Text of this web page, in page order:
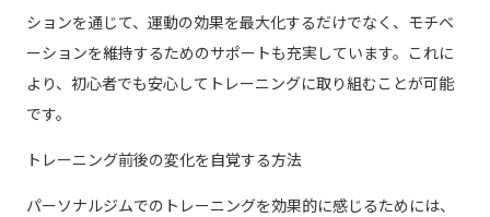
ションを通じて、運動の効果を最大化するだけでなく、モチベ
ーションを維持するためのサポートも充実しています。これに
より、初心者でも安心してトレーニングに取り組むことが可能
です。
トレーニング前後の変化を自覚する方法
パーソナルジムでのトレーニングを効果的に感じるためには、